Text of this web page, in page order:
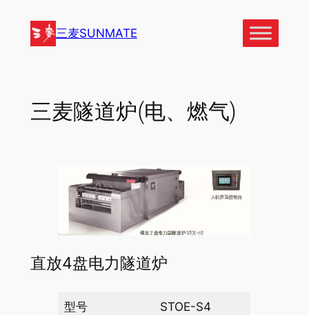
三麦SUNMATE
三麦隧道炉(电、燃气)
直放4盘电力隧道炉
型号 STOE-S4